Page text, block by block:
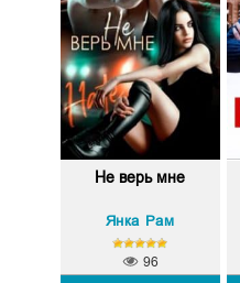
Не верь мне
Янка Рам
96